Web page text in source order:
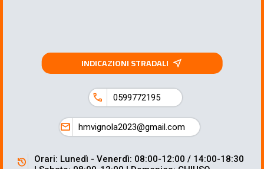
INDICAZIONI STRADALI near_me
call 0599772195
mail hmvignola2023@gmail.com
history
Orari: Lunedì - Venerdì: 08:00-12:00 / 14:00-18:30